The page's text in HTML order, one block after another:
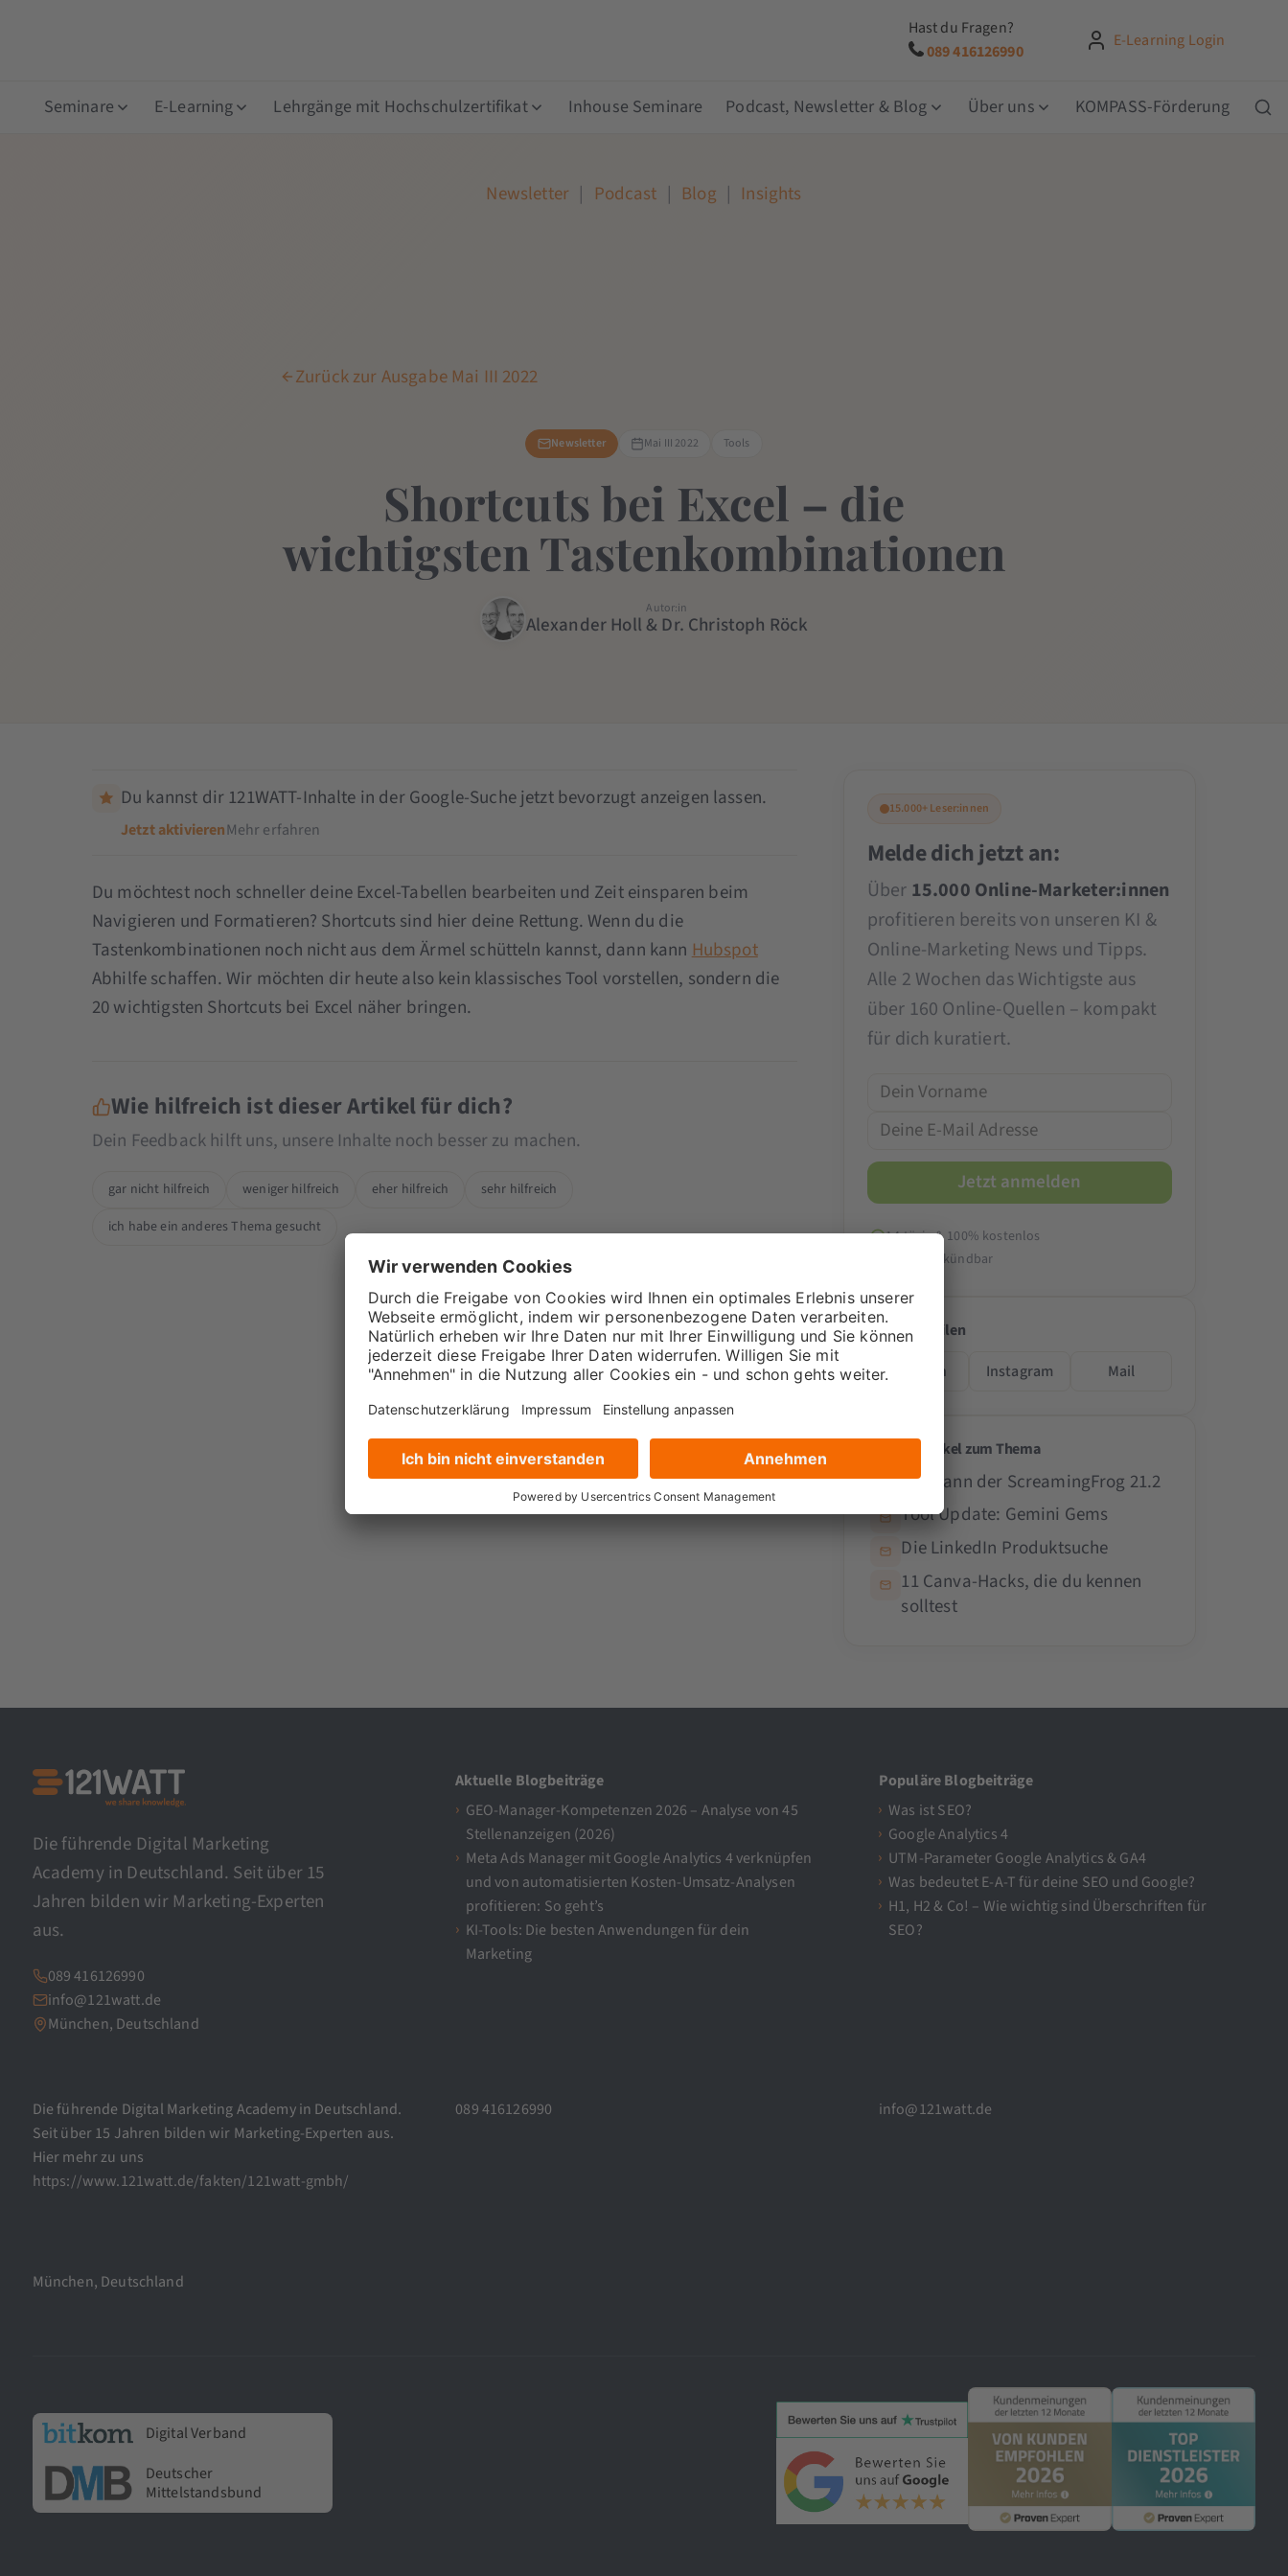
Hast du Fragen?
089 416126990
E-Learning Login
Seminare E-Learning Lehrgänge mit Hochschulzertifikat Inhouse Seminare Podcast, Newsletter & Blog Über uns KOMPASS-Förderung
Newsletter | Podcast | Blog | Insights
Zurück zur Ausgabe Mai III 2022
Newsletter Mai III 2022 Tools
Shortcuts bei Excel – die
wichtigsten Tastenkombinationen
Autor:in
Alexander Holl & Dr. Christoph Röck
Du kannst dir 121WATT-Inhalte in der Google-Suche jetzt bevorzugt anzeigen lassen.
Jetzt aktivierenMehr erfahren
Du möchtest noch schneller deine Excel-Tabellen bearbeiten und Zeit einsparen beim
Navigieren und Formatieren? Shortcuts sind hier deine Rettung. Wenn du die
Tastenkombinationen noch nicht aus dem Ärmel schütteln kannst, dann kann Hubspot
Abhilfe schaffen. Wir möchten dir heute also kein klassisches Tool vorstellen, sondern die
20 wichtigsten Shortcuts bei Excel näher bringen.
Wie hilfreich ist dieser Artikel für dich?
Dein Feedback hilft uns, unsere Inhalte noch besser zu machen.
gar nicht hilfreich weniger hilfreich eher hilfreich
sehr hilfreich
ich habe ein anderes Thema gesucht
15.000+ Leser:innen
Melde dich jetzt an:
Über 15.000 Online-Marketer:innen
profitieren bereits von unseren KI &
Online-Marketing News und Tipps.
Alle 2 Wochen das Wichtigste aus
über 160 Online-Quellen – kompakt
für dich kuratiert.
14-tägig & 100% kostenlos
Jederzeit kündbar
Artikel teilen
LinkedIn
Instagram Mail
Weitere Artikel zum Thema
Das kann der ScreamingFrog 21.2
Tool Update: Gemini Gems
Die LinkedIn Produktsuche
11 Canva-Hacks, die du kennen
solltest
Die führende Digital Marketing
Academy in Deutschland. Seit über 15
Jahren bilden wir Marketing-Experten
aus.
089 416126990
info@121watt.de
München, Deutschland
Aktuelle Blogbeiträge
GEO-Manager-Kompetenzen 2026 – Analyse von 45
Stellenanzeigen (2026)
Meta Ads Manager mit Google Analytics 4 verknüpfen
und von automatisierten Kosten-Umsatz-Analysen
profitieren: So geht’s
KI-Tools: Die besten Anwendungen für dein
Marketing
Populäre Blogbeiträge
Was ist SEO?
Google Analytics 4
UTM-Parameter Google Analytics & GA4
Was bedeutet E-A-T für deine SEO und Google?
H1, H2 & Co! – Wie wichtig sind Überschriften für
SEO?
Die führende Digital Marketing Academy in Deutschland.
Seit über 15 Jahren bilden wir Marketing-Experten aus.
Hier mehr zu uns
https://www.121watt.de/fakten/121watt-gmbh/
089 416126990 info@121watt.de
München, Deutschland
Digital Verband
Deutscher
Mittelstandsbund